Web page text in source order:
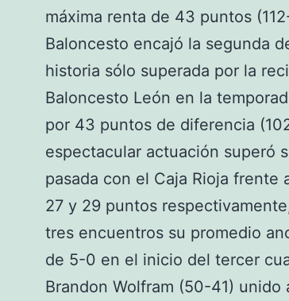
máxima renta de 43 puntos
Baloncesto encajó la segunda
historia sólo superada por la
Baloncesto León en la
por 43 puntos de diferencia
espectacular actuación superó
pasada con el Caja Rioja
27 y 29 puntos
tres encuentros su promedio
de 5-0 en el inicio del tercer
Brandon Wolfram (50-41)